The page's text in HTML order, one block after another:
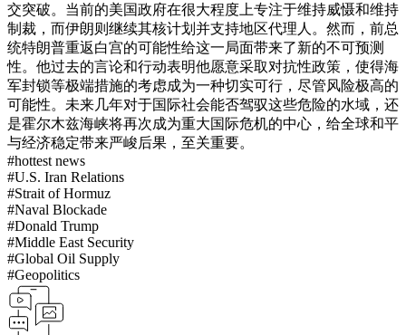
交突破。当前的美国政府在很大程度上专注于维持威慑和维持
制裁，而伊朗则继续其核计划并支持地区代理人。然而，前总
统特朗普重返白宫的可能性给这一局面带来了新的不可预测
性。他过去的言论和行动表明他愿意采取对抗性政策，使得海
军封锁等极端措施的考虑成为一种切实可行，尽管风险极高的
可能性。未来几年对于国际社会能否驾驭这些危险的水域，还
是霍尔木兹海峡将再次成为重大国际危机的中心，给全球和平
与经济稳定带来严峻后果，至关重要。
#hottest news
#U.S. Iran Relations
#Strait of Hormuz
#Naval Blockade
#Donald Trump
#Middle East Security
#Global Oil Supply
#Geopolitics